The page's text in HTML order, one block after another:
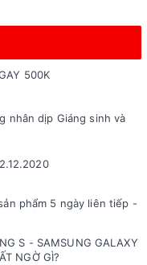
500K
nhân dịp Giáng sinh và
phẩm 5 ngày liên tiếp -
S - SAMSUNG GALAXY
NGỜ GÌ?